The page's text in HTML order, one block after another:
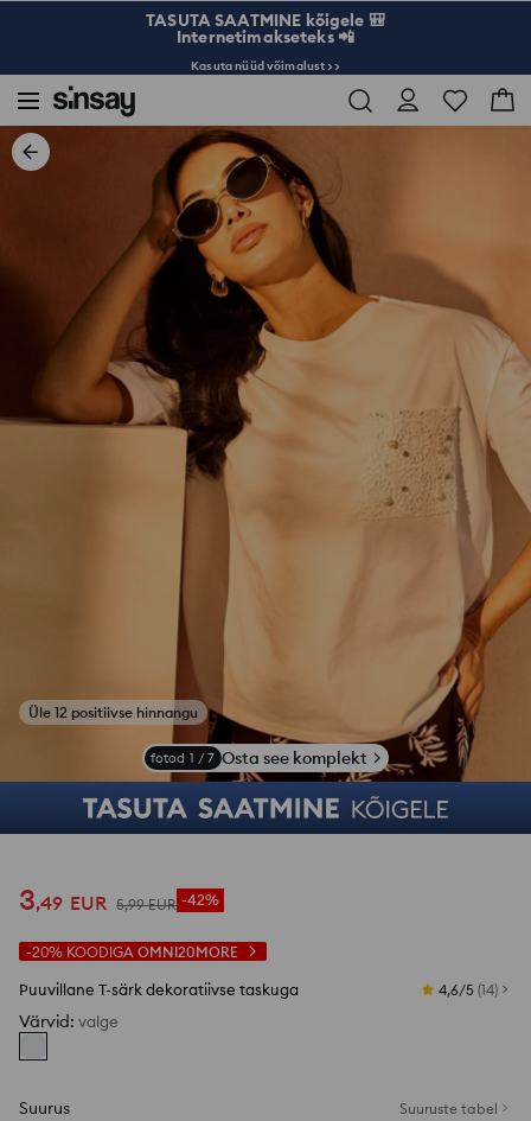
TASUTA SAATMINE kõigele 🎒
Internetimakseteks 📲
Kasuta nüüd võimalust >>
Keegi ostis viimase 2 tunni jooksul
fotod 1 / 7 Osta see komplekt
3,49 EUR 5,99 EUR -42%
-20% KOODIGA OMNI20MORE
Puuvillane T-särk dekoratiivse taskuga 4,6/5 (14)
Värvid: valge
Suurus Suuruste tabel